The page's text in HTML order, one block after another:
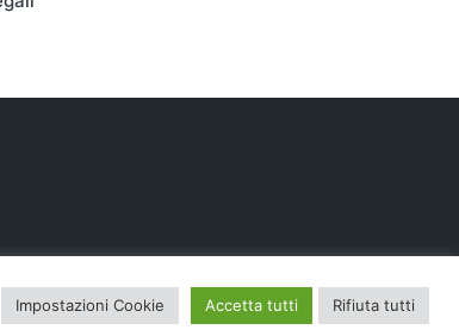
Impostazioni Cookie Accetta tutti Rifiuta tutti